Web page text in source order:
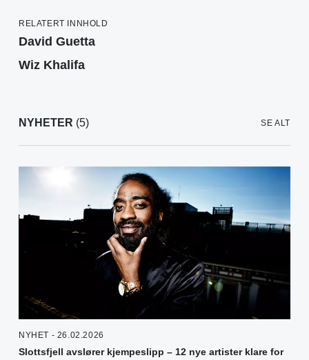
RELATERT INNHOLD
David Guetta
Wiz Khalifa
NYHETER (5) SE ALT
NYHET - 26.02.2026
Slottsfjell avslører kjempeslipp – 12 nye artister klare for